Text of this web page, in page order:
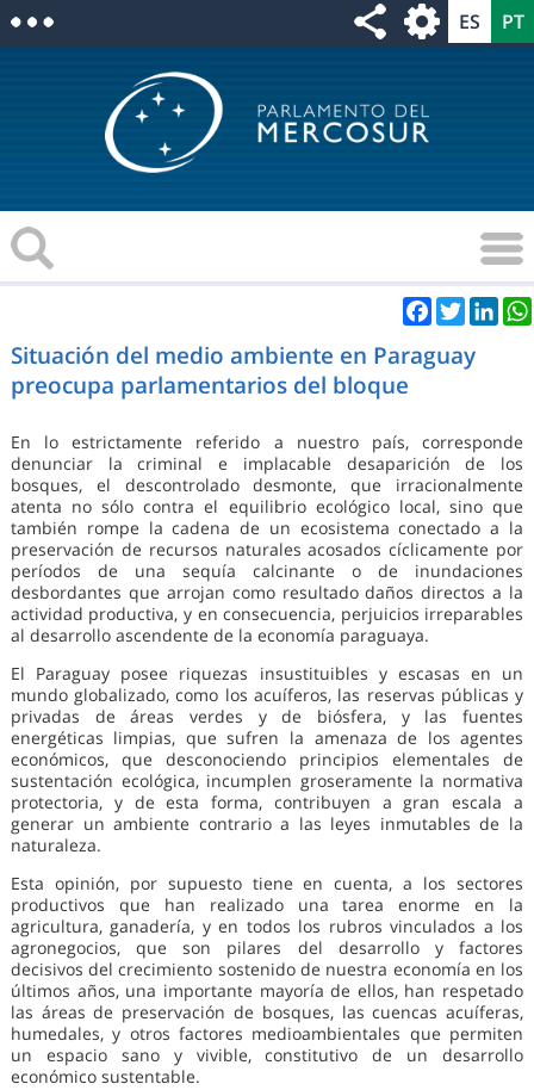
Facebook
Twitter
Situación del medio ambiente en Paraguay
preocupa parlamentarios del bloque
En lo estrictamente referido a nuestro país, corresponde
denunciar la criminal e implacable desaparición de los
bosques, el descontrolado desmonte, que irracionalmente
atenta no sólo contra el equilibrio ecológico local, sino que
también rompe la cadena de un ecosistema conectado a la
preservación de recursos naturales acosados cíclicamente por
períodos de una sequía calcinante o de inundaciones
desbordantes que arrojan como resultado daños directos a la
actividad productiva, y en consecuencia, perjuicios irreparables
al desarrollo ascendente de la economía paraguaya.
El Paraguay posee riquezas insustituibles y escasas en un
mundo globalizado, como los acuíferos, las reservas públicas y
privadas de áreas verdes y de biósfera, y las fuentes
energéticas limpias, que sufren la amenaza de los agentes
económicos, que desconociendo principios elementales de
sustentación ecológica, incumplen groseramente la normativa
protectoria, y de esta forma, contribuyen a gran escala a
generar un ambiente contrario a las leyes inmutables de la
naturaleza.
Esta opinión, por supuesto tiene en cuenta, a los sectores
productivos que han realizado una tarea enorme en la
agricultura, ganadería, y en todos los rubros vinculados a los
agronegocios, que son pilares del desarrollo y factores
decisivos del crecimiento sostenido de nuestra economía en los
últimos años, una importante mayoría de ellos, han respetado
las áreas de preservación de bosques, las cuencas acuíferas,
humedales, y otros factores medioambientales que permiten
un espacio sano y vivible, constitutivo de un desarrollo
económico sustentable.